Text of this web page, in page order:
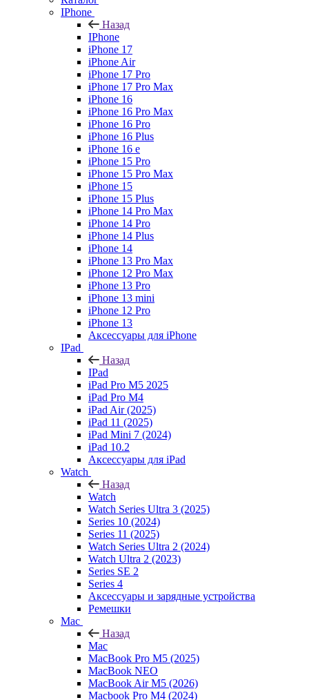
IPhone
Назад
IPhone
iPhone 17
iPhone Air
iPhone 17 Pro
iPhone 17 Pro Max
iPhone 16
iPhone 16 Pro Max
iPhone 16 Pro
iPhone 16 Plus
iPhone 16 e
iPhone 15 Pro
iPhone 15 Pro Max
iPhone 15
iPhone 15 Plus
iPhone 14 Pro Max
iPhone 14 Pro
iPhone 14 Plus
iPhone 14
iPhone 13 Pro Max
iPhone 12 Pro Max
iPhone 13 Pro
iPhone 13 mini
iPhone 12 Pro
iPhone 13
Аксессуары для iPhone
IPad
Назад
IPad
iPad Pro M5 2025
iPad Pro M4
iPad Air (2025)
iPad 11 (2025)
iPad Mini 7 (2024)
iPad 10.2
Аксессуары для iPad
Watch
Назад
Watch
Watch Series Ultra 3 (2025)
Series 10 (2024)
Series 11 (2025)
Watch Series Ultra 2 (2024)
Watch Ultra 2 (2023)
Series SE 2
Series 4
Аксессуары и зарядные устройства
Ремешки
Mac
Назад
Mac
MacBook Pro M5 (2025)
MacBook NEO
MacBook Air M5 (2026)
Macbook Pro M4 (2024)